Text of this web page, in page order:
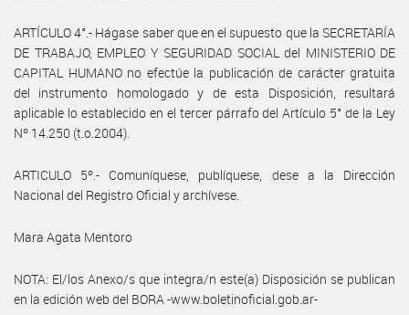
ARTÍCULO 4°.- Hágase saber que en el supuesto que la SECRETARÍA
DE TRABAJO, EMPLEO Y SEGURIDAD SOCIAL del MINISTERIO DE
CAPITAL HUMANO no efectúe la publicación de carácter gratuita
del instrumento homologado y de esta Disposición, resultará
aplicable lo establecido en el tercer párrafo del Artículo 5° de la Ley
Nº 14.250 (t.o.2004).
ARTICULO 5º.- Comuníquese, publíquese, dese a la Dirección
Nacional del Registro Oficial y archívese.
Mara Agata Mentoro
NOTA: El/los Anexo/s que integra/n este(a) Disposición se publican
en la edición web del BORA -www.boletinoficial.gob.ar-